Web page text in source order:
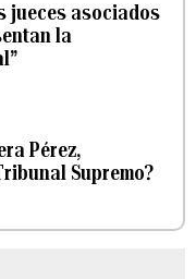
jueces asociados
la
Pérez,
Supremo?